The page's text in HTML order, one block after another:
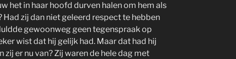
het in haar hoofd durven halen om hem als
Had zij dan niet geleerd respect te hebben
gewoonweg geen tegenspraak op
wist dat hij gelijk had. Maar dat had hij
er nu van? Zij waren de hele dag met